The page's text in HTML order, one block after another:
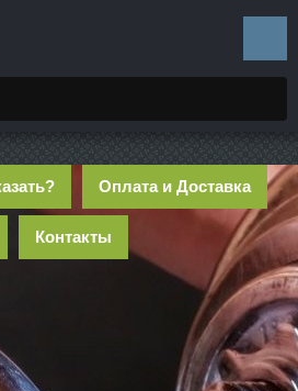
Оплата и Доставка
Контакты